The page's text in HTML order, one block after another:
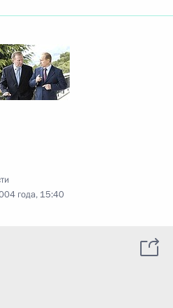
года, 15:40